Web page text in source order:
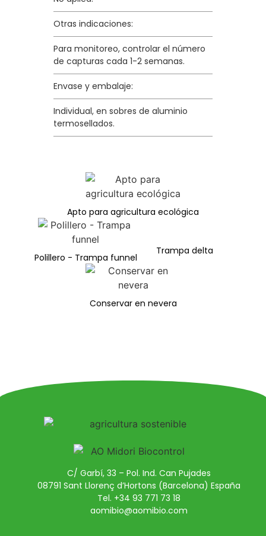
Otras indicaciones:
Para monitoreo, controlar el número
de capturas cada 1-2 semanas.
Envase y embalaje:
Individual, en sobres de aluminio
termosellados.
Apto para agricultura ecológica
Polillero - Trampa funnel
Trampa delta
Conservar en nevera
C/ Garbí, 33 – Pol. Ind. Can Pujades
08791 Sant Llorenç d’Hortons (Barcelona) España
Tel. +34 93 771 73 18
aomibio@aomibio.com